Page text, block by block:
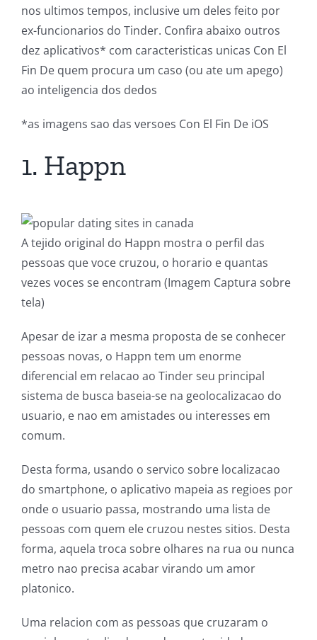
nos ultimos tempos, inclusive um deles feito por
ex-funcionarios do Tinder. Confira abaixo outros
dez aplicativos* com caracteristicas unicas Con El
Fin De quem procura um caso (ou ate um apego)
ao inteligencia dos dedos
*as imagens sao das versoes Con El Fin De iOS
1. Happn
A tejido original do Happn mostra o perfil das
pessoas que voce cruzou, o horario e quantas
vezes voces se encontram (Imagem Captura sobre
tela)
Apesar de izar a mesma proposta de se conhecer
pessoas novas, o Happn tem um enorme
diferencial em relacao ao Tinder seu principal
sistema de busca baseia-se na geolocalizacao do
usuario, e nao em amistades ou interesses em
comum.
Desta forma, usando o servico sobre localizacao
do smartphone, o aplicativo mapeia as regioes por
onde o usuario passa, mostrando uma lista de
pessoas com quem ele cruzou nestes sitios. Desta
forma, aquela troca sobre olhares na rua ou nunca
metro nao precisa acabar virando um amor
platonico.
Uma relacion com as pessoas que cruzaram o